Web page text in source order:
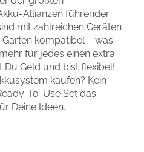
Allianzen führender
mit zahlreichen Geräten
kompatibel – was
für jedes einen extra
Geld und bist flexibel!
kaufen? Kein
To-Use Set das
Deine Ideen.